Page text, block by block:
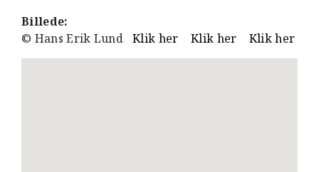
Billede:
© Hans Erik LundKlik her Klik her Klik her